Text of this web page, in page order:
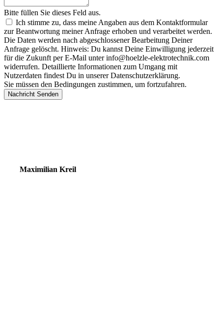
Bitte füllen Sie dieses Feld aus.
Ich stimme zu, dass meine Angaben aus dem Kontaktformular
zur Beantwortung meiner Anfrage erhoben und verarbeitet werden.
Die Daten werden nach abgeschlossener Bearbeitung Deiner
Anfrage gelöscht. Hinweis: Du kannst Deine Einwilligung jederzeit
für die Zukunft per E-Mail unter info@hoelzle-elektrotechnik.com
widerrufen. Detaillierte Informationen zum Umgang mit
Nutzerdaten findest Du in unserer Datenschutzerklärung.
Sie müssen den Bedingungen zustimmen, um fortzufahren.
Nachricht Senden
Maximilian Kreil